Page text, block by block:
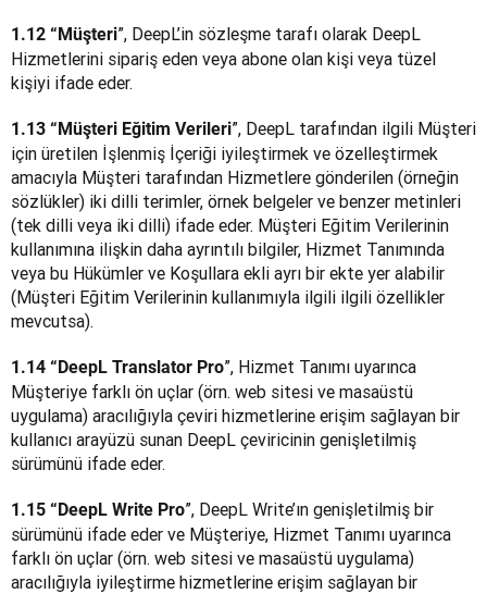
1.12 “Müşteri”, DeepL’in sözleşme tarafı olarak DeepL
Hizmetlerini sipariş eden veya abone olan kişi veya tüzel
kişiyi ifade eder.
1.13 “Müşteri Eğitim Verileri”, DeepL tarafından ilgili Müşteri
için üretilen İşlenmiş İçeriği iyileştirmek ve özelleştirmek
amacıyla Müşteri tarafından Hizmetlere gönderilen (örneğin
sözlükler) iki dilli terimler, örnek belgeler ve benzer metinleri
(tek dilli veya iki dilli) ifade eder. Müşteri Eğitim Verilerinin
kullanımına ilişkin daha ayrıntılı bilgiler, Hizmet Tanımında
veya bu Hükümler ve Koşullara ekli ayrı bir ekte yer alabilir
(Müşteri Eğitim Verilerinin kullanımıyla ilgili ilgili özellikler
mevcutsa).
1.14 “DeepL Translator Pro”, Hizmet Tanımı uyarınca
Müşteriye farklı ön uçlar (örn. web sitesi ve masaüstü
uygulama) aracılığıyla çeviri hizmetlerine erişim sağlayan bir
kullanıcı arayüzü sunan DeepL çeviricinin genişletilmiş
sürümünü ifade eder.
1.15 “DeepL Write Pro”, DeepL Write’ın genişletilmiş bir
sürümünü ifade eder ve Müşteriye, Hizmet Tanımı uyarınca
farklı ön uçlar (örn. web sitesi ve masaüstü uygulama)
aracılığıyla iyileştirme hizmetlerine erişim sağlayan bir